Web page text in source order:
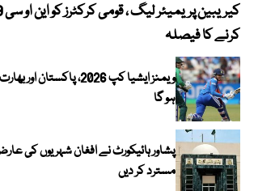
کرنے کا فیصلہ
ویمنز ایشیا کپ 2026،
ہو گا
پشاور ہائیکورٹ نے افغان شہریوں کی
مسترد کر دیں